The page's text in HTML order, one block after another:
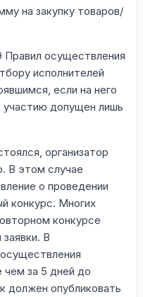
на закупку товаров/
Правил осуществления
исполнителей
если на него
участию допущен лишь
организатор
В этом случае
о проведении
конкурс. Многих
конкурсе
В
чем за 5 дней до
должен опубликовать